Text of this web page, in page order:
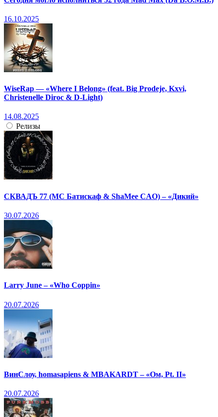
16.10.2025
WiseRap — «Where I Belong» (feat. Big Prodeje, Kxvi,
Christenelle Diroc & D-Light)
14.08.2025
Релизы
СКВАДЪ 77 (МС Батискаф & ShaMee CAO) – «Дикий»
30.07.2026
Larry June – «Who Coppin»
20.07.2026
ВинСлоу, homasapiens & MBAKARDT – «Ом, Pt. II»
20.07.2026